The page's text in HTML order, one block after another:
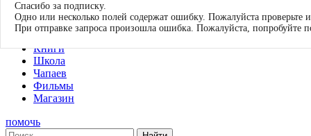
О нас
Журнал
Книги
Школа
Чапаев
Фильмы
Магазин
помочь
Спасибо за подписку.
Одно или несколько полей содержат ошибку. Пожалуйста проверьте
При отправке запроса произошла ошибка. Пожалуйста, попробуйте